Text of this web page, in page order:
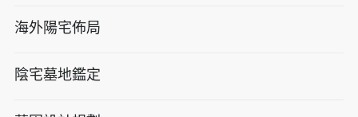
海外陽宅佈局
陰宅墓地鑑定